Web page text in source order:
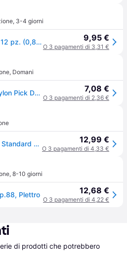
, 3-4 giorni
Dunlop 12-44P088 Plettri 12 pz. (0,88mm) 9,95 €
O 3 pagamenti di 3,31 €
, Domani
Dunlop 44P88 0.88mm Nylon Pick Dark Grey Players Pack of 12 7,08 €
O 3 pagamenti di 2,36 €
Dunlop ADU 44P88 Nylon Standard Plettri per Chitarra 0.88mm Player's Pack 12 Pezzi colore Dark Grey 12,99 €
O 3 pagamenti di 4,33 €
, 8-10 giorni
Plettro 12,68 €
O 3 pagamenti di 4,22 €
di prodotti che potrebbero